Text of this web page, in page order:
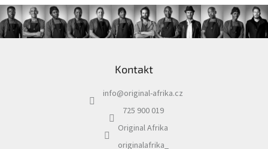
d
a
c
í
r
v
y
v
p
i
Kontakt
info@original-afrika.cz
725 900 019
Original Afrika
originalafrika_